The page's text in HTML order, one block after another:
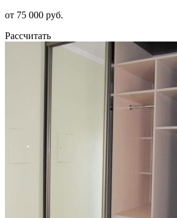
от 75 000 руб.
Рассчитать